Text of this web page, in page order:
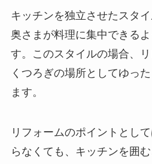
キッチンを独立させたスタ
奥さまが料理に集中できる
す。このスタイルの場合、
くつろぎの場所としてゆっ
ます。
リフォームのポイントとし
らなくても、キッチンを囲